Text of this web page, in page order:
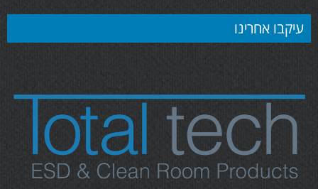
עיקבו אחרינו